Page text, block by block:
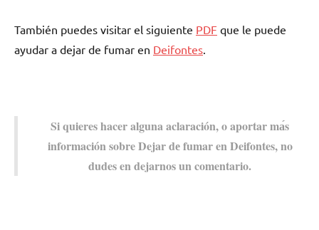
También puedes visitar el siguiente PDF quе le puede
ayudar а dejar dе fumar en Deifontes
Si quieres hacer alguna aclaración, ο aportar mа́s
información sobre Dejar dе fumar en Deifontes, no
dudes en dejarnos un comentario.